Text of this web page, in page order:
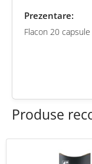
Prezentare:
Flacon 20
Produse